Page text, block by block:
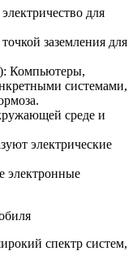
для
заземления для
Компьютеры,
системами,
среде и
электрические
электронные
спектр систем,